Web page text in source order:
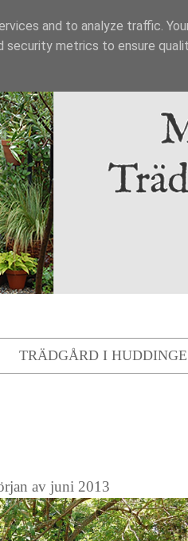
TRÄDGÅRD I HUDDINGE
av juni 2013
and to analyze traffic.
security metrics to ensure